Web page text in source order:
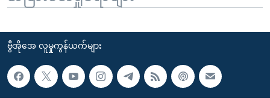
ဗွီအိုအေ လူမှုကွန်ယက်များ